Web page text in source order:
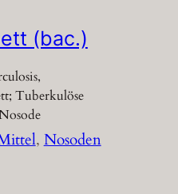
(bac.)
Tuberkulöse
, Nosoden